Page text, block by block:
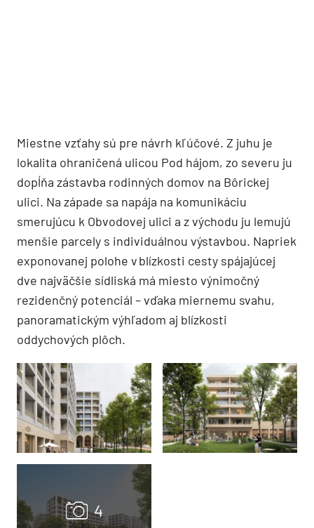
Miestne vzťahy sú pre návrh kľúčové. Z juhu je
lokalita ohraničená ulicou Pod hájom, zo severu ju
dopĺňa zástavba rodinných domov na Bôrickej
ulici. Na západe sa napája na komunikáciu
smerujúcu k Obvodovej ulici a z východu ju lemujú
menšie parcely s individuálnou výstavbou. Napriek
exponovanej polohe v blízkosti cesty spájajúcej
dve najväčšie sídliská má miesto výnimočný
rezidenčný potenciál – vďaka miernemu svahu,
panoramatickým výhľadom aj blízkosti
oddychových plôch.